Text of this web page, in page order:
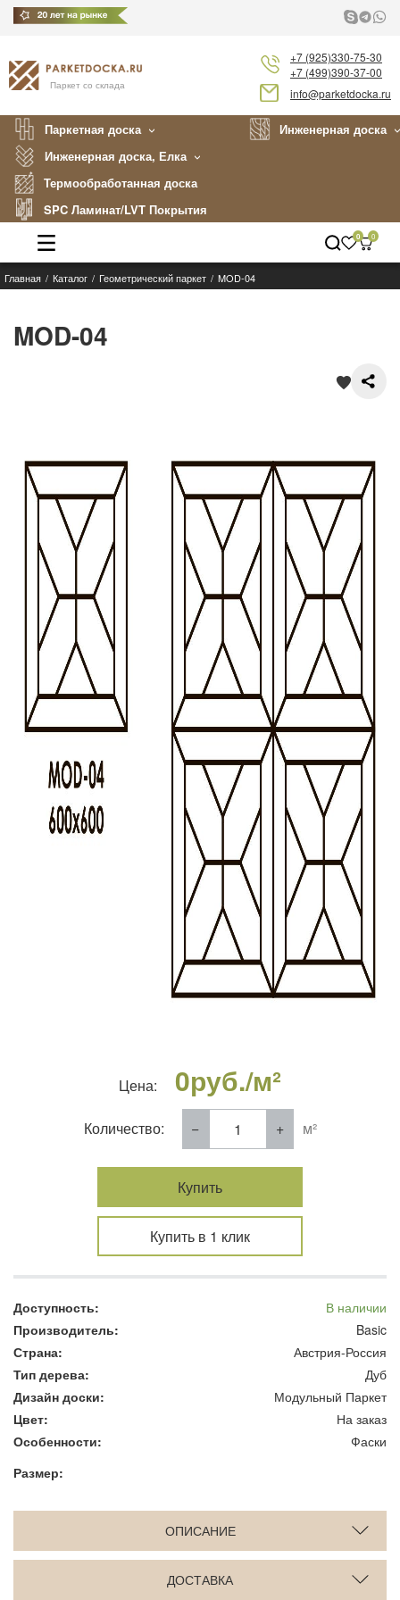
Паркет со склада
+7 (925)330-75-30
+7 (499)390-37-00
info@parketdocka.ru
Паркетная доска
Инженерная доска
Инженерная доска, Елка
Термообработанная доска
SPC Ламинат/LVT Покрытия
Каталог
Покупателям
Акции
Контакты
0 0
Главная Каталог Геометрический паркет MOD-04
MOD-04
Цена: 0руб./м²
Количество: м²
Купить
Купить в 1 клик
Доступность:
В наличии
Производитель:
Basic
Страна:
Австрия-Россия
Тип дерева:
Дуб
Дизайн доски:
Модульный Паркет
Цвет:
На заказ
Особенности:
Фаски
Размер:
ОПИСАНИЕ
ДОСТАВКА